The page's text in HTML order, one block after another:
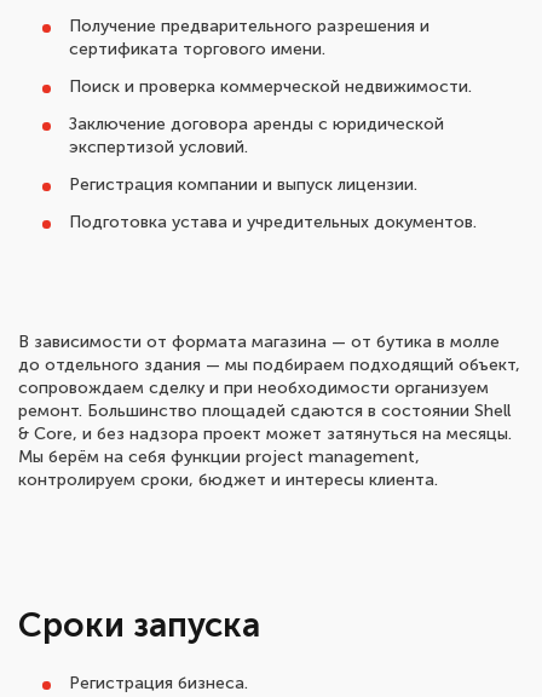
Получение предварительного разрешения и
сертификата торгового имени.
Поиск и проверка коммерческой недвижимости.
Заключение договора аренды с юридической
экспертизой условий.
Регистрация компании и выпуск лицензии.
Подготовка устава и учредительных документов.
В зависимости от формата магазина — от бутика в молле
до отдельного здания — мы подбираем подходящий объект,
сопровождаем сделку и при необходимости организуем
ремонт. Большинство площадей сдаются в состоянии Shell
& Core, и без надзора проект может затянуться на месяцы.
Мы берём на себя функции project management,
контролируем сроки, бюджет и интересы клиента.
Сроки запуска
Регистрация бизнеса.